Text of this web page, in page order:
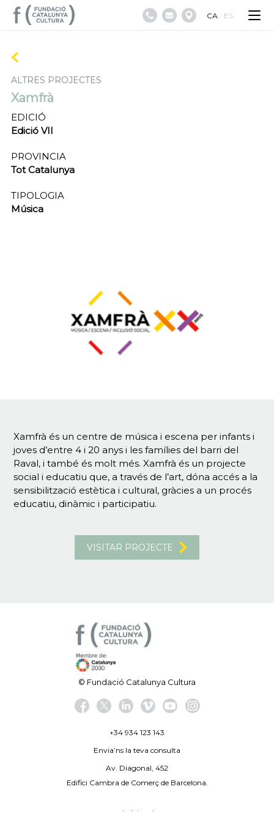
CA ES
ALTRES PROJECTES
Xamfrà
EDICIÓ
Edició VII
PROVINCIA
Tot Catalunya
TIPOLOGIA
Música
Xamfrà és un centre de música i escena per infants i
joves d’entre 4 i 20 anys i les famílies del barri del
Raval, i també és molt més. Xamfrà és un projecte
social i educatiu que, a través de l’art, dóna accés a la
sensibilització estètica i cultural, gràcies a un procés
educatiu, dinàmic i participatiu.
VISITAR PROJECTE
© Fundació Catalunya Cultura
+34 934 123 143
Envia’ns la teva consulta
Av. Diagonal, 452
Edifici Cambra de Comerç de Barcelona.
Avís legal